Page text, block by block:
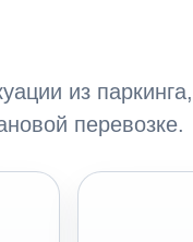
из
перевозке.